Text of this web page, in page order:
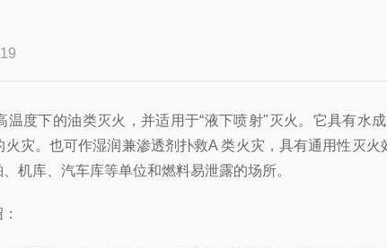
度下的油类灭火，并适用于“液下喷射"灭火。它具有
灾。也可作湿润兼渗透剂扑救A 类火灾，具有通用性灭
机库、汽车库等单位和燃料易泄露的场所。